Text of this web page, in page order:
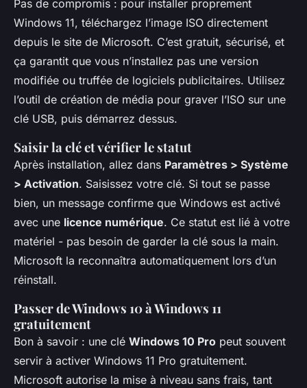
Pas de compromis : pour installer proprement
Windows 11, téléchargez l’image ISO directement
depuis le site de Microsoft. C’est gratuit, sécurisé, et
ça garantit que vous n’installez pas une version
modifiée ou truffée de logiciels publicitaires. Utilisez
l’outil de création de média pour graver l’ISO sur une
clé USB, puis démarrez dessus.
Saisir la clé et vérifier le statut
Après installation, allez dans Paramètres > Système
> Activation. Saisissez votre clé. Si tout se passe
bien, un message confirme que Windows est activé
avec une licence numérique. Ce statut est lié à votre
matériel - pas besoin de garder la clé sous la main.
Microsoft la reconnaîtra automatiquement lors d’un
réinstall.
Passer de Windows 10 à Windows 11
gratuitement
Bon à savoir : une clé Windows 10 Pro peut souvent
servir à activer Windows 11 Pro gratuitement.
Microsoft autorise la mise à niveau sans frais, tant